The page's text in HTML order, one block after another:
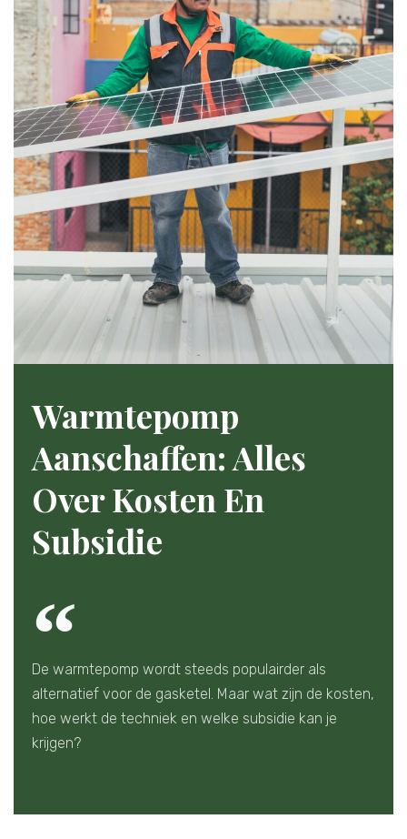
Warmtepomp
Aanschaffen: Alles
Over Kosten En
Subsidie
De warmtepomp wordt steeds populairder als
alternatief voor de gasketel. Maar wat zijn de kosten,
hoe werkt de techniek en welke subsidie kan je
krijgen?